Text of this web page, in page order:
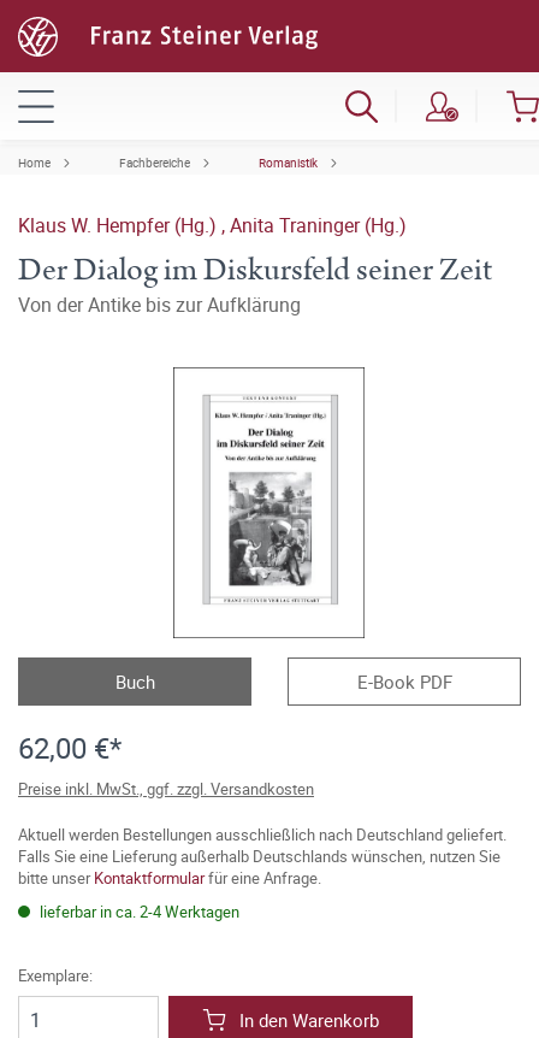
Home Fachbereiche Romanistik
Klaus W. Hempfer (Hg.) ,Anita Traninger (Hg.)
Der Dialog im Diskursfeld seiner Zeit
Von der Antike bis zur Aufklärung
Buch E-Book PDF
62,00 €*
Preise inkl. MwSt., ggf. zzgl. Versandkosten
Aktuell werden Bestellungen ausschließlich nach Deutschland geliefert.
Falls Sie eine Lieferung außerhalb Deutschlands wünschen, nutzen Sie
bitte unserKontaktformularfür eine Anfrage.
lieferbar in ca. 2-4 Werktagen
Exemplare:
In den Warenkorb